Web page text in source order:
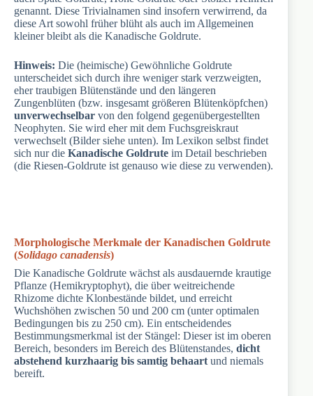
genannt. Diese Trivialnamen sind insofern verwirrend, da
diese Art sowohl früher blüht als auch im Allgemeinen
kleiner bleibt als die Kanadische Goldrute.
Hinweis: Die (heimische) Gewöhnliche Goldrute
unterscheidet sich durch ihre weniger stark verzweigten,
eher traubigen Blütenstände und den längeren
Zungenblüten (bzw. insgesamt größeren Blütenköpfchen)
unverwechselbar von den folgend gegenübergestellten
Neophyten. Sie wird eher mit dem Fuchsgreiskraut
verwechselt (Bilder siehe unten). Im Lexikon selbst findet
sich nur die Kanadische Goldrute im Detail beschrieben
(die Riesen-Goldrute ist genauso wie diese zu verwenden).
Morphologische Merkmale der Kanadischen Goldrute
(Solidago canadensis)
Die Kanadische Goldrute wächst als ausdauernde krautige
Pflanze (Hemikryptophyt), die über weitreichende
Rhizome dichte Klonbestände bildet, und erreicht
Wuchshöhen zwischen 50 und 200 cm (unter optimalen
Bedingungen bis zu 250 cm). Ein entscheidendes
Bestimmungsmerkmal ist der Stängel: Dieser ist im oberen
Bereich, besonders im Bereich des Blütenstandes, dicht
abstehend kurzhaarig bis samtig behaart und niemals
bereift.